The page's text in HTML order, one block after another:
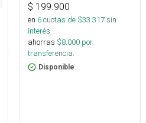
$ 199.900
en 6cuotas de $33.317sin
interés
ahorras $8.000 por
transferencia.
Disponible